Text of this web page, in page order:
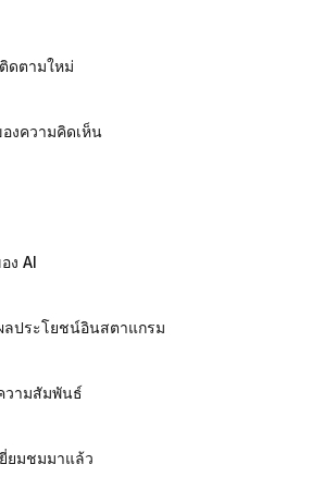
ดตามใหม่
งความคิดเห็น
ง AI
ลประโยชน์อินสตาแกรม
วามสัมพันธ์
ยมชมมาแล้ว